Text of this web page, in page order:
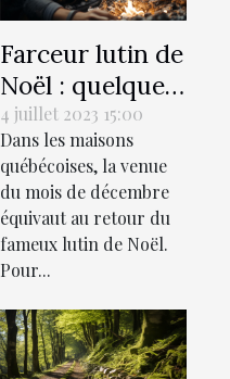
Farceur lutin de
Noël : quelques
idées de tours à
réaliser chez soi
4 juillet 2023 15:00
Dans les maisons
québécoises, la venue
du mois de décembre
équivaut au retour du
fameux lutin de Noël.
Pour...